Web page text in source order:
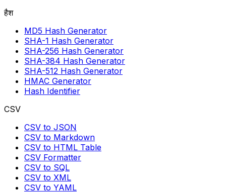
हैश
MD5 Hash Generator
SHA-1 Hash Generator
SHA-256 Hash Generator
SHA-384 Hash Generator
SHA-512 Hash Generator
HMAC Generator
Hash Identifier
CSV
CSV to JSON
CSV to Markdown
CSV to HTML Table
CSV Formatter
CSV to SQL
CSV to XML
CSV to YAML